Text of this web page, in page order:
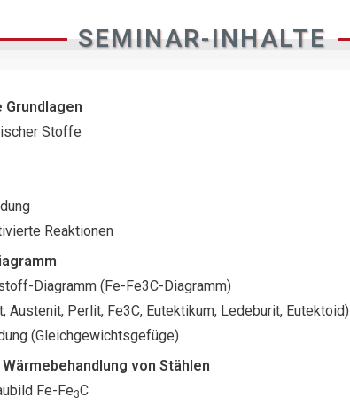
SEMINAR-INHALTE
Stoffe
Reaktionen
Diagramm (Fe-Fe3C-Diagramm)
Austenit, Perlit, Fe3C, Eutektikum, Ledeburit, Eutektoid)
(Gleichgewichtsgefüge)
von Stählen
Fe-Fe3C